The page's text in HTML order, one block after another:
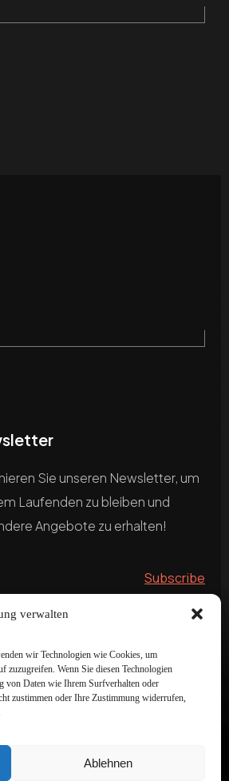
verwalten
wir Technologien wie Cookies, um
zuzugreifen. Wenn Sie diesen Technologien
von Daten wie Ihrem Surfverhalten oder
zustimmen oder Ihre Zustimmung widerrufen,
Ablehnen
Sie unseren Newsletter, um
Laufenden zu bleiben und
Angebote zu erhalten!